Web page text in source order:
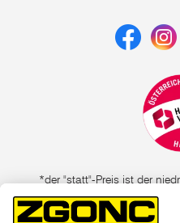
*der "statt"-Preis ist der
Tagen vor
unter den UVP